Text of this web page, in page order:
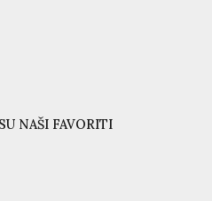
NAŠI FAVORITI